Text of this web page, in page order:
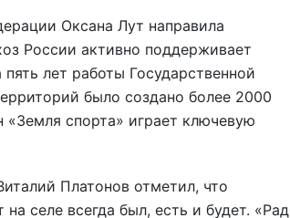
Оксана Лут направила
России активно поддерживает
лет работы Государственной
было создано более 2000
спорта» играет ключевую
Платонов отметил, что
селе всегда был, есть и будет. «Рад